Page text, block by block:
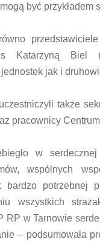
być przykładem
Katarzyną Biel
jak i
także
pracownicy
w serdecznej
wspólnych
bardzo potrzebnej
wszystkich
RP w Tarnowie
– podsumowała